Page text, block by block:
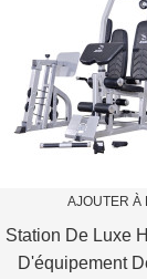
AJOUTER À
Station De Luxe
D'équipement